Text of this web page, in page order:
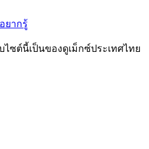
ยากรู้
ไซต์นี้เป็นของดูเม็กซ์ประเทศไทย